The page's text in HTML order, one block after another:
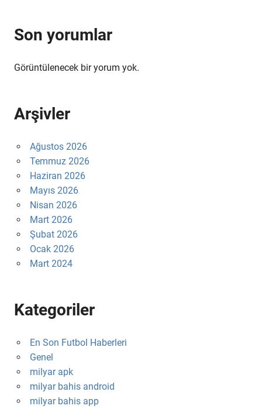
Son yorumlar
Görüntülenecek bir yorum yok.
Arşivler
Ağustos 2026
Temmuz 2026
Haziran 2026
Mayıs 2026
Nisan 2026
Mart 2026
Şubat 2026
Ocak 2026
Mart 2024
Kategoriler
En Son Futbol Haberleri
Genel
milyar apk
milyar bahis android
milyar bahis app